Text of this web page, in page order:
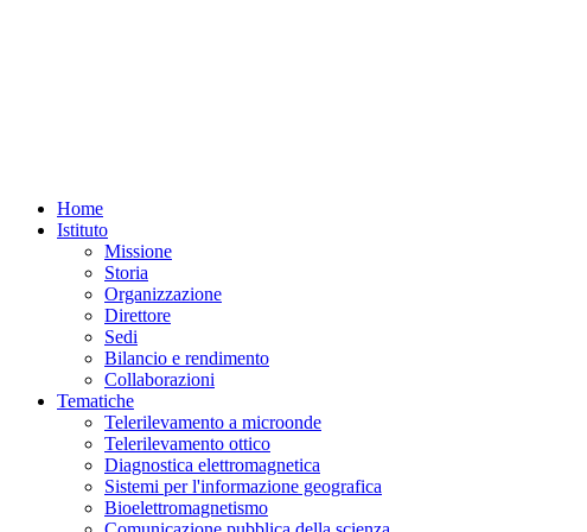
Home
Istituto
Missione
Storia
Organizzazione
Direttore
Sedi
Bilancio e rendimento
Collaborazioni
Tematiche
Telerilevamento a microonde
Telerilevamento ottico
Diagnostica elettromagnetica
Sistemi per l'informazione geografica
Bioelettromagnetismo